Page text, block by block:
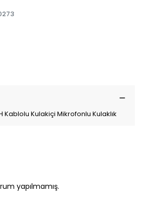
Kablolu Kulakiçi Mikrofonlu Kulaklık
yapılmamış.